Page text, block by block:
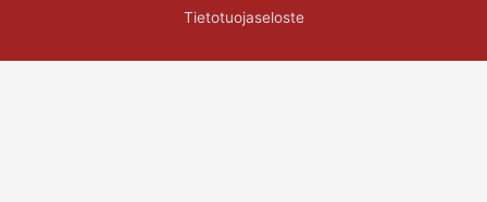
Tietotuojaseloste